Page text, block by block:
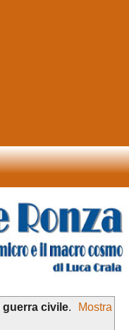
guerra civile.
Mostra